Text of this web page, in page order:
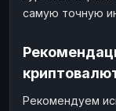
самую точную
Рекомендуем